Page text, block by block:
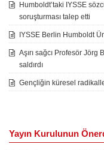
Humboldt’taki IYSSE
soruşturması talep etti
IYSSE Berlin Humboldt
Aşırı sağcı Profesör
saldırdı
Gençliğin küresel
Yayın Kurulunun